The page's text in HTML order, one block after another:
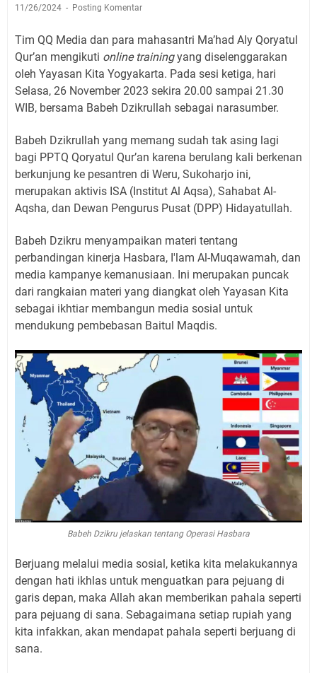
11/26/2024 Posting Komentar
Tim QQ Media dan para mahasantri Ma’had Aly Qoryatul
Qur’an mengikuti online trainingyang diselenggarakan
oleh Yayasan Kita Yogyakarta. Pada sesi ketiga, hari
Selasa, 26 November 2023 sekira 20.00 sampai 21.30
WIB, bersama Babeh Dzikrullah sebagai narasumber.
Babeh Dzikrullah yang memang sudah tak asing lagi
bagi PPTQ Qoryatul Qur’an karena berulang kali berkenan
berkunjung ke pesantren di Weru, Sukoharjo ini,
merupakan aktivis ISA (Institut Al Aqsa), Sahabat Al-
Aqsha, dan Dewan Pengurus Pusat (DPP) Hidayatullah.
Babeh Dzikru menyampaikan materi tentang
perbandingan kinerja Hasbara, I'lam Al-Muqawamah, dan
media kampanye kemanusiaan. Ini merupakan puncak
dari rangkaian materi yang diangkat oleh Yayasan Kita
sebagai ikhtiar membangun media sosial untuk
mendukung pembebasan Baitul Maqdis.
Babeh Dzikru jelaskan tentang Operasi Hasbara
Berjuang melalui media sosial, ketika kita melakukannya
dengan hati ikhlas untuk menguatkan para pejuang di
garis depan, maka Allah akan memberikan pahala seperti
para pejuang di sana. Sebagaimana setiap rupiah yang
kita infakkan, akan mendapat pahala seperti berjuang di
sana.